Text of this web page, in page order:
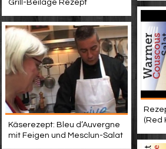
Grill-Beilage Rezept
(Red
Käserezept: Bleu d’Auvergne
mit Feigen und Mesclun-Salat